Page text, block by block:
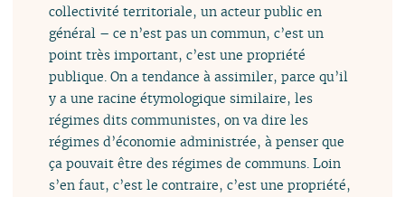
collectivité territoriale, un acteur public en
général – ce n’est pas un commun, c’est un
point très important, c’est une propriété
publique. On a tendance à assimiler, parce qu’il
y a une racine étymologique similaire, les
régimes dits communistes, on va dire les
régimes d’économie administrée, à penser que
ça pouvait être des régimes de communs. Loin
s’en faut, c’est le contraire, c’est une propriété,